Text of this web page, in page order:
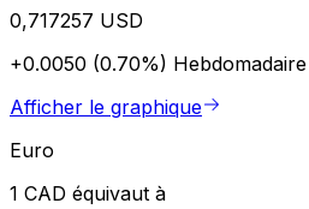
0,717257 USD
+0.0050 (0.70%) Hebdomadaire
Afficher le graphique
Euro
1 CAD équivaut à